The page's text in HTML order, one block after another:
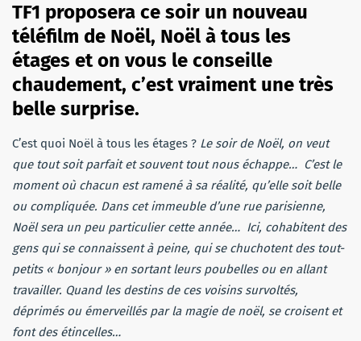
TF1 proposera ce soir un nouveau
téléfilm de Noël, Noël à tous les
étages et on vous le conseille
chaudement, c’est vraiment une très
belle surprise.
C’est quoi Noël à tous les étages ? Le soir de Noël, on veut
que tout soit parfait et souvent tout nous échappe… C’est le
moment où chacun est ramené à sa réalité, qu’elle soit belle
ou compliquée. Dans cet immeuble d’une rue parisienne,
Noël sera un peu particulier cette année… Ici, cohabitent des
gens qui se connaissent à peine, qui se chuchotent des tout-
petits « bonjour » en sortant leurs poubelles ou en allant
travailler. Quand les destins de ces voisins survoltés,
déprimés ou émerveillés par la magie de noël, se croisent et
font des étincelles…